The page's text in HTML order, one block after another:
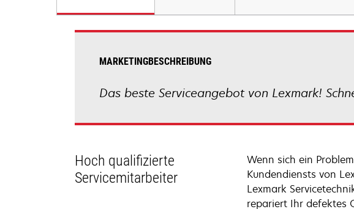
MARKETINGBESCHREIBUNG
Das beste Serviceangebot von Lexmark!
Hoch qualifizierte
Servicemitarbeiter
Wenn sich ein
Kundendiensts von
Lexmark
repariert Ihr defektes